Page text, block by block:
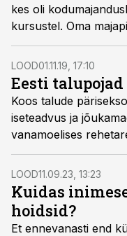
kes oli
kursustel. Oma
korral euroopalikke
korra.
LOOD01.11.19, 17:10
Eesti
Koos talude
iseteadvus ja
vanamoelises
asemel kerkivad 19.
elumajad, mida
kutsutakse ja kus
LOOD11.09.23, 13:23
Kuidas
hoidsid?
Et ennevanasti end